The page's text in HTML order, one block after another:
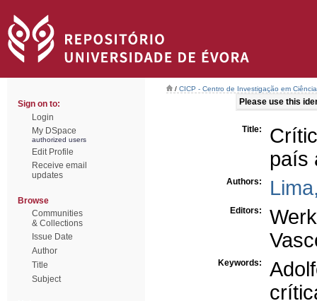
Sign on to:
Login
My DSpace
authorized users
Edit Profile
Receive email
updates
Browse
Communities
& Collections
Issue Date
Author
Title
Subject
/ CICP - Centro de Investigação em
Please use this
Title:
país
Authors:
Editors:
Keywords: